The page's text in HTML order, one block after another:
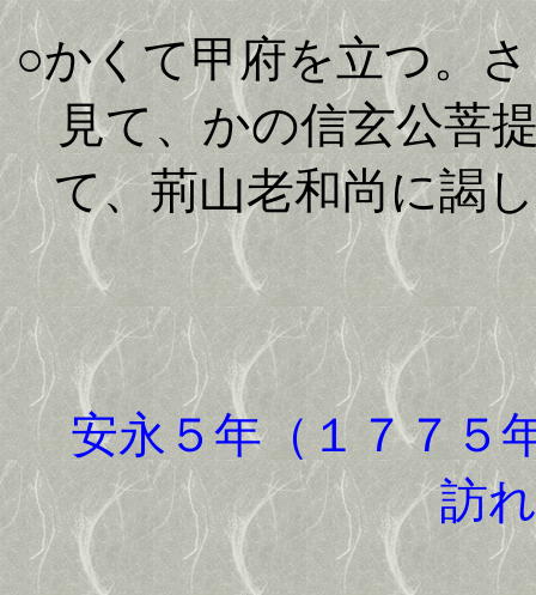
○かくて甲府を立つ。
見て、かの信玄公菩
て、荊山老和尚に謁
安永５年（１７７５
訪